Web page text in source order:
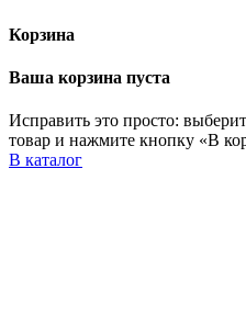
Корзина
Ваша корзина пуста
Исправить это просто:
товар и нажмите кнопку «В
В каталог